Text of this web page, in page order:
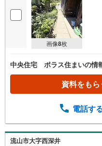
画像8枚
中央住宅 ポラス住まいの情
資料をもら
電話す
流山市大字西深井